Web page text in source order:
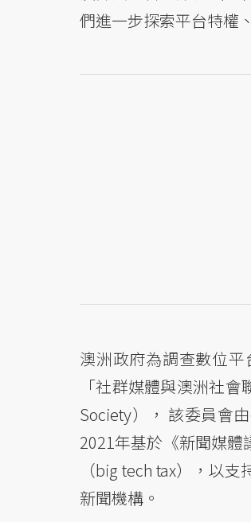
們進一步探索平台特權
澳洲政府為調查數位
「社群媒體與澳洲社
Society）， 該委員會
2021年基於《新聞媒
（big tech tax），以
新聞機構。